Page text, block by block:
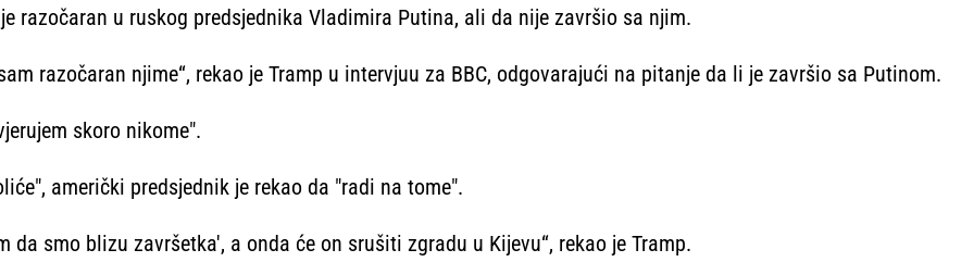
razočaran u ruskog predsjednika Vladimira Putina, ali da nije završio sa njim.
razočaran njime“, rekao je Tramp u intervjuu za BBC, odgovarajući na pitanje da li je završio sa Putinom.
skoro nikome".
američki predsjednik je rekao da "radi na tome".
smo blizu završetka', a onda će on srušiti zgradu u Kijevu“, rekao je Tramp.